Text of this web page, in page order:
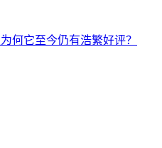
何它至今仍有浩繁好评？